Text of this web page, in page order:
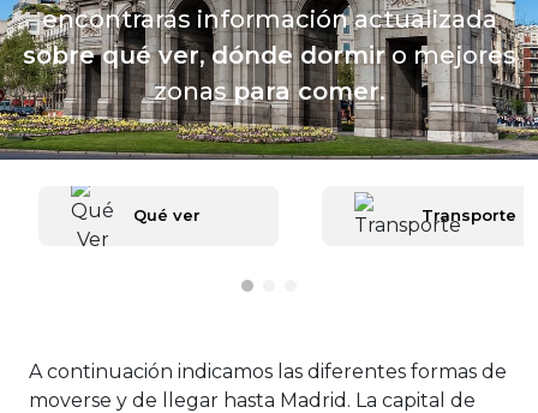
encontrarás información actualizada
sobre qué ver,dónde dormiro mejores
zonaspara comer.
Qué ver Transporte
A continuación indicamos las diferentes formas de
moverse y de llegar hasta Madrid. La capital de